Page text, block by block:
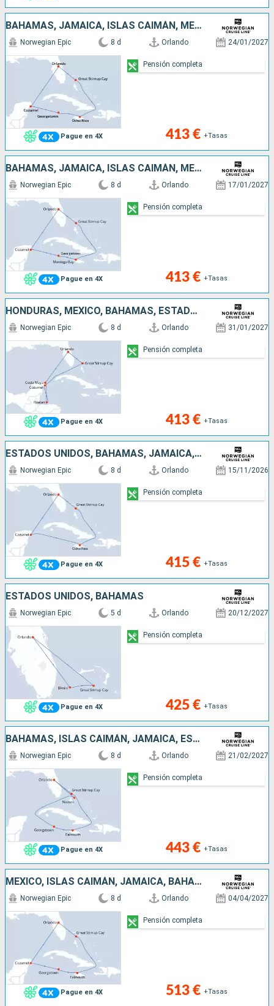
BAHAMAS, JAMAICA, ISLAS CAIMÁN, MÉXICO, ESTADOS UNIDOS
Pague en 4X
Norwegian Epic 8 d Orlando 24/01/2027
413 € +Tasas
Pensión completa
BAHAMAS, JAMAICA, ISLAS CAIMÁN, MÉXICO, ESTADOS UNIDOS
Pague en 4X
Norwegian Epic 8 d Orlando 17/01/2027
413 € +Tasas
Pensión completa
HONDURAS, MÉXICO, BAHAMAS, ESTADOS UNIDOS
Pague en 4X
Norwegian Epic 8 d Orlando 31/01/2027
413 € +Tasas
Pensión completa
ESTADOS UNIDOS, BAHAMAS, JAMAICA, MÉXICO
Pague en 4X
Norwegian Epic 8 d Orlando 15/11/2026
415 € +Tasas
Pensión completa
ESTADOS UNIDOS, BAHAMAS
Pague en 4X
Norwegian Epic 5 d Orlando 20/12/2027
425 € +Tasas
Pensión completa
BAHAMAS, ISLAS CAIMÁN, JAMAICA, ESTADOS UNIDOS
Pague en 4X
Norwegian Epic 8 d Orlando 21/02/2027
443 € +Tasas
Pensión completa
MÉXICO, ISLAS CAIMÁN, JAMAICA, BAHAMAS, ESTADOS UNIDOS
Pague en 4X
Norwegian Epic 8 d Orlando 04/04/2027
513 € +Tasas
Pensión completa